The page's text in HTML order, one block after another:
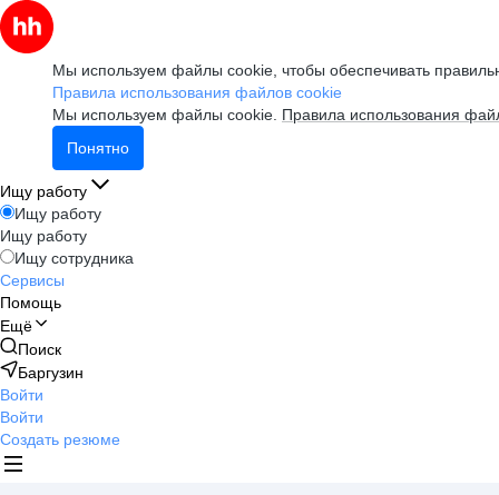
Мы используем файлы cookie, чтобы обеспечивать
Правила использования файлов cookie
Мы используем файлы cookie. Правила использования
Понятно
Ищу работу
Ищу работу
Ищу работу
Ищу сотрудника
Сервисы
Помощь
Ещё
Поиск
Баргузин
Войти
Войти
Создать резюме